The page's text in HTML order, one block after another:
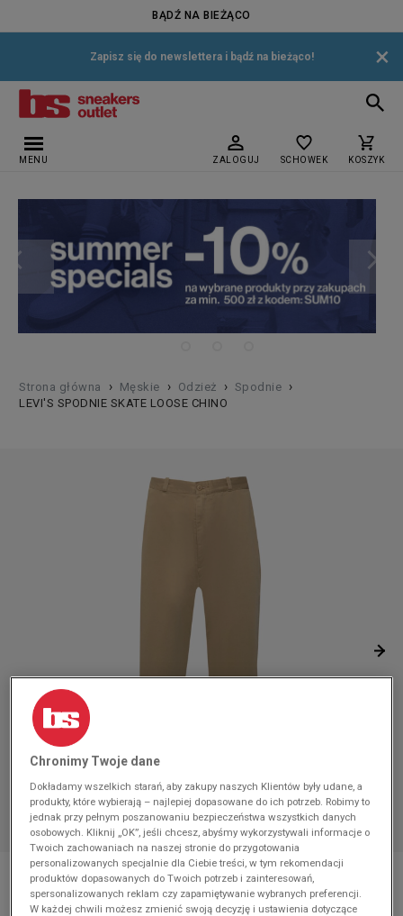
BĄDŹ NA BIEŻĄCO
Zapisz się do newslettera i bądź na bieżąco! ×
MENU ZALOGUJ SCHOWEK KOSZYK
Strona główna › Męskie › Odzież › Spodnie ›
LEVI'S SPODNIE SKATE LOOSE CHINO
* Zdjęcie poglądowe
LEVI'S SPODNIE SKATE LOOSE CHINO
Chronimy Twoje dane
Dokładamy wszelkich starań, aby zakupy naszych Klientów były udane, a
produkty, które wybierają – najlepiej dopasowane do ich potrzeb. Robimy to
jednak przy pełnym poszanowaniu bezpieczeństwa wszystkich danych
osobowych. Kliknij „OK”, jeśli chcesz, abyśmy wykorzystywali informacje o
Twoich zachowaniach na naszej stronie do przygotowania
personalizowanych specjalnie dla Ciebie treści, w tym rekomendacji
produktów dopasowanych do Twoich potrzeb i zainteresowań,
spersonalizowanych reklam czy zapamiętywanie wybranych preferencji.
W każdej chwili możesz zmienić swoją decyzję i ustawienia dotyczące